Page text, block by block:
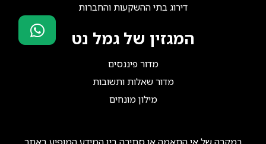
דירוג בתי ההשקעות והחברות
המגזין של גמל נט
מדור פיננסים
מדור שאלות ותשובות
מילון מונחים